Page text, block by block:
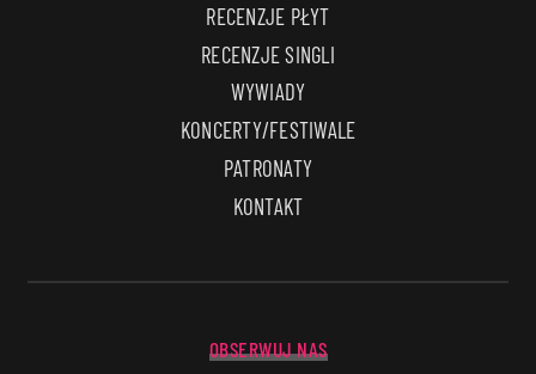
RECENZJE PŁYT
RECENZJE SINGLI
WYWIADY
KONCERTY/FESTIWALE
PATRONATY
KONTAKT
OBSERWUJ NAS